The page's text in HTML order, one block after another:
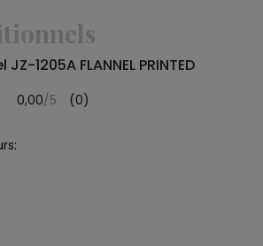
1205A FLANNEL PRINTED
0,00/5 (0)